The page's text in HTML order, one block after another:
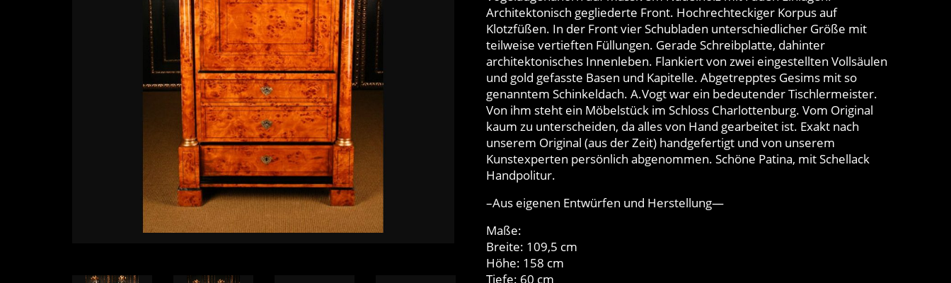
Architektonisch gegliederte Front. Hochrechteckiger Korpus auf
Klotzfüßen. In der Front vier Schubladen unterschiedlicher Größe mit
teilweise vertieften Füllungen. Gerade Schreibplatte, dahinter
architektonisches Innenleben. Flankiert von zwei eingestellten Vollsäulen
und gold gefasste Basen und Kapitelle. Abgetrepptes Gesims mit so
genanntem Schinkeldach. A.Vogt war ein bedeutender Tischlermeister.
Von ihm steht ein Möbelstück im Schloss Charlottenburg. Vom Original
kaum zu unterscheiden, da alles von Hand gearbeitet ist. Exakt nach
unserem Original (aus der Zeit) handgefertigt und von unserem
Kunstexperten persönlich abgenommen. Schöne Patina, mit Schellack
Handpolitur.
–Aus eigenen Entwürfen und Herstellung—
Maße:
Breite: 109,5 cm
Höhe: 158 cm
Tiefe: 60 cm